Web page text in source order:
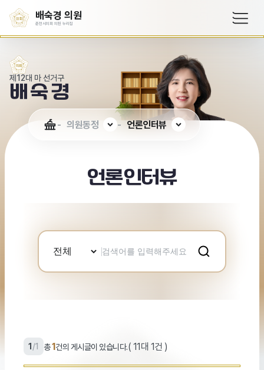
배숙경 의원
춘천시의회 의원 누리집
제12대 마 선거구
배숙경
의원동정 언론인터뷰
언론인터뷰
검
색
입
1 /1 총1건의 게시글이 있습니다.( 11대 1건 )